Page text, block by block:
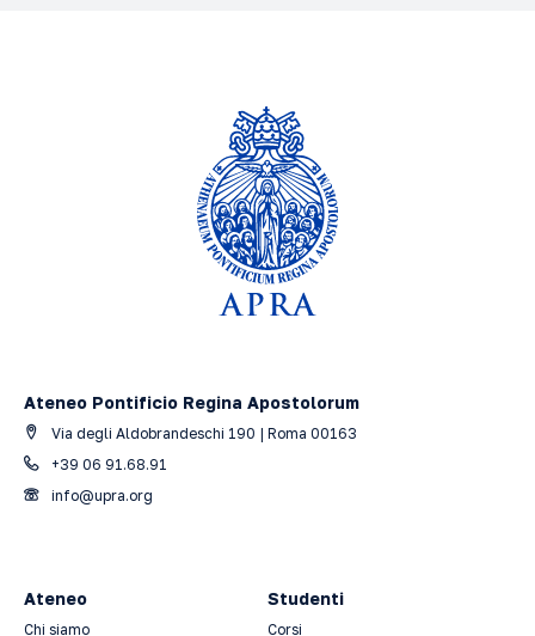
Ateneo Pontificio Regina Apostolorum
Via degli Aldobrandeschi 190 | Roma 00163
+39 06 91.68.91
info@upra.org
Ateneo
Chi siamo
Studenti
Corsi